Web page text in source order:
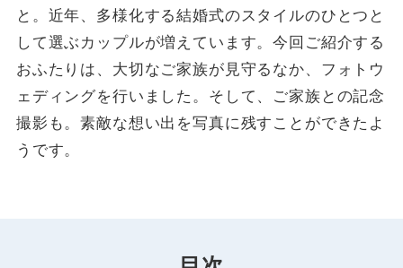
と。近年、多様化する結婚式のスタイルのひとつと
して選ぶカップルが増えています。今回ご紹介する
おふたりは、大切なご家族が見守るなか、フォトウ
ェディングを行いました。そして、ご家族との記念
撮影も。素敵な想い出を写真に残すことができたよ
うです。